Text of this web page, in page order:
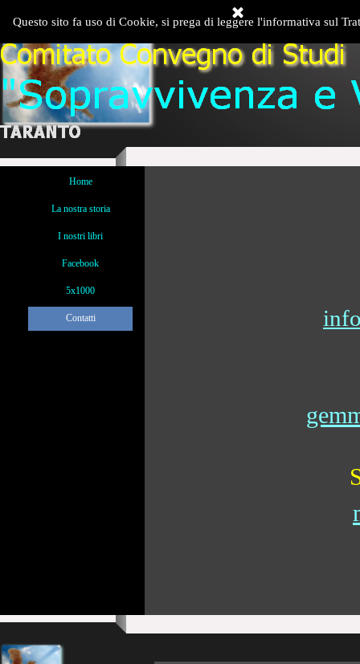
Questo sito fa uso di Cookie, si prega di leggere l'informativa sul
Home
La nostra storia
I nostri libri
Facebook
5x1000
Contatti